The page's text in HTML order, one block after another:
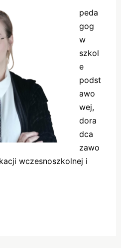
peda
gog
w
szkol
e
podst
awo
wej,
dora
dca
zawo
wczesnoszkolnej i